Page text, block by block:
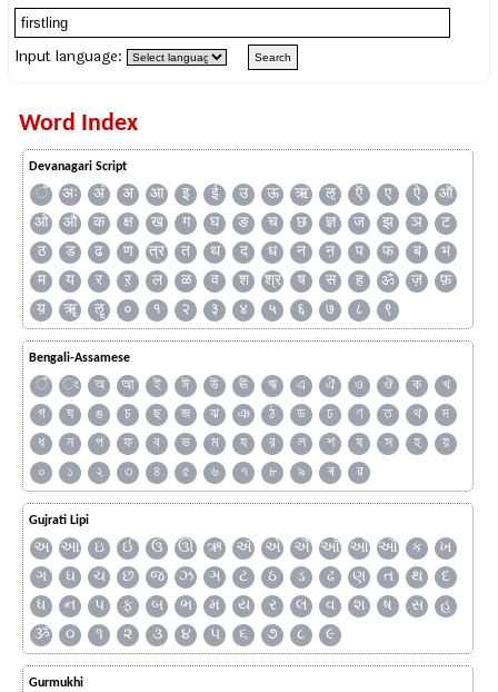
Input language:
Word Index
Devanagari Script
ँ अः अं अ आ इ ई उ ऊ ऋ ऌ ऍ ए ऐ
ऑ
ओ
औ क क्ष ख ग घ ङ च छ ज्ञ ज झ ञ
ट
ठ
ड ढ ण त्र त थ द ध न ऩ प फ ब
भ
म
य र ऱ ल ळ व श श्र ष स ह ॐ ज़
फ़
य़
ॠ ॡ ० १ २ ३ ४ ५ ६ ७ ८ ९
Bengali-Assamese
ঁ ং অ আ ই ঈ উ ঊ ঋ এ ঐ ও ঔ ক
খ
গ
ঘ ঙ চ ছ জ ঝ ঞ ঠ ড ঢ ণ ত থ
দ
ধ
ন প ফ ব ভ ম য র ল শ ষ স হ
য়
০
১ ২ ৩ ৪ ৫ ৬ ৭ ৮ ৯ ৰ ৱ
Gujrati Lipi
અ આ ઇ ઈ ઉ ઊ ઋ ઍ એ ઐ ઑ ઓ ઔ ક
ખ
ગ
ઘ ચ છ જ ઝ ઞ ટ ઠ ડ ઢ ણ ત થ
દ
ધ
ન પ ફ બ ભ મ ય ર લ વ શ ષ સ
હ
ૐ
૦ ૧ ૨ ૩ ૪ ૫ ૬ ૭ ૮ ૯
Gurmukhi